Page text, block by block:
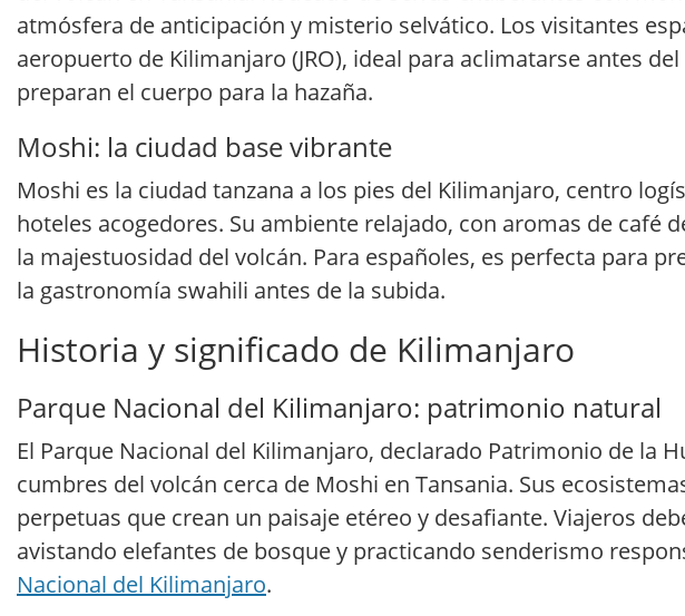
atmósfera de anticipación y misterio selvático. Los visitantes
aeropuerto de Kilimanjaro (JRO), ideal para aclimatarse antes
preparan el cuerpo para la hazaña.
Moshi: la ciudad base vibrante
Moshi es la ciudad tanzana a los pies del Kilimanjaro, centro
hoteles acogedores. Su ambiente relajado, con aromas de café
la majestuosidad del volcán. Para españoles, es perfecta para
la gastronomía swahili antes de la subida.
Historia y significado de Kilimanjaro
Parque Nacional del Kilimanjaro: patrimonio natural
El Parque Nacional del Kilimanjaro, declarado Patrimonio de la
cumbres del volcán cerca de Moshi en Tansania. Sus
perpetuas que crean un paisaje etéreo y desafiante. Viajeros
avistando elefantes de bosque y practicando senderismo
Nacional del Kilimanjaro.